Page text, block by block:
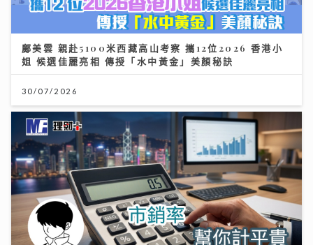
鄺美雲 親赴5100米西藏高山考察 攜12位2026 香港小
姐 候選佳麗亮相 傳授「水中黃金」美顏秘訣
30/07/2026